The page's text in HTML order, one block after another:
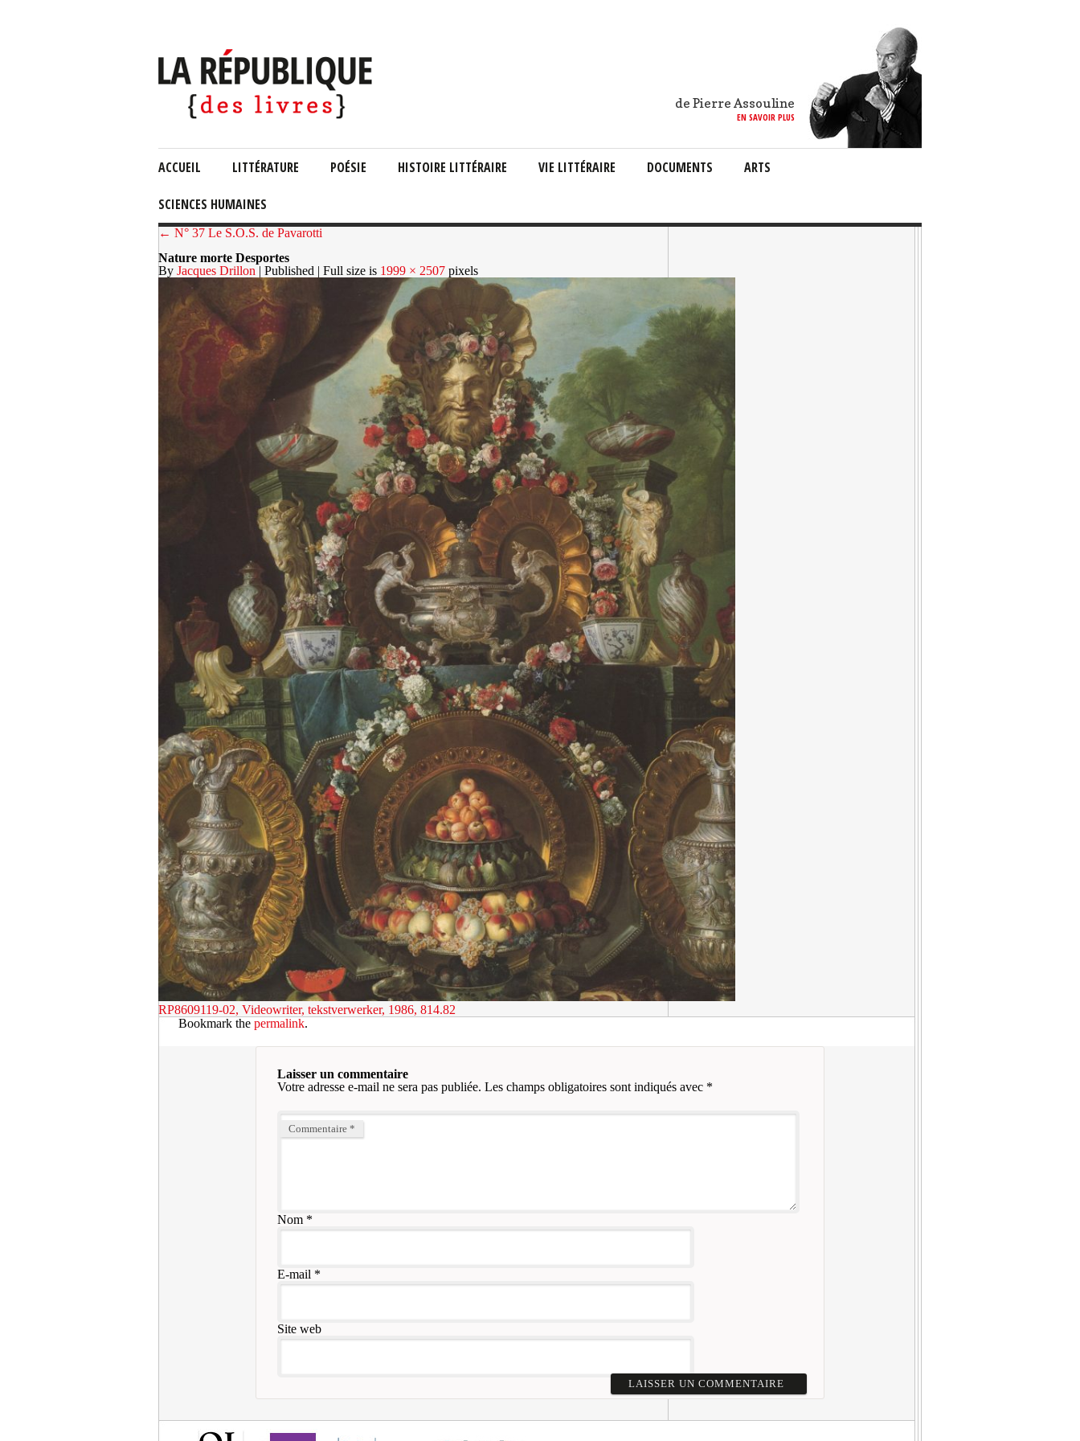
de Pierre Assouline
EN SAVOIR PLUS
ACCUEIL LITTÉRATURE POÉSIE HISTOIRE LITTÉRAIRE VIE LITTÉRAIRE DOCUMENTS ARTS
SCIENCES HUMAINES
← N° 37 Le S.O.S. de Pavarotti
Nature morte Desportes
By Jacques Drillon | Published | Full size is 1999 × 2507 pixels
RP8609119-02, Videowriter, tekstverwerker, 1986, 814.82
Bookmark the permalink.
Laisser un commentaire
Votre adresse e-mail ne sera pas publiée. Les champs obligatoires sont indiqués avec *
Commentaire *
Nom*
E-mail *
Site web